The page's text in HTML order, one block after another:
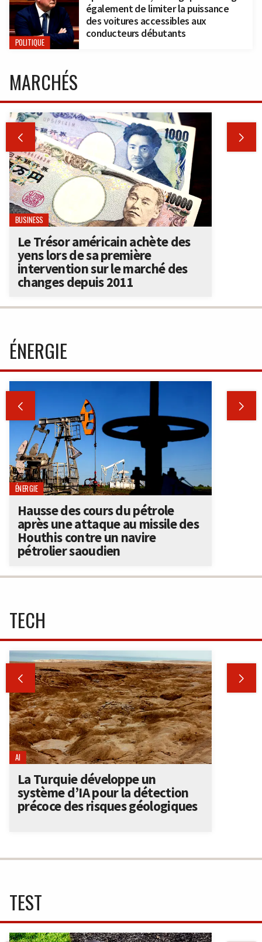
POLITIQUE
également de limiter la puissance
des voitures accessibles aux
conducteurs débutants
MARCHÉS
 
BUSINESS
Le Trésor américain achète des
yens lors de sa première
intervention sur le marché des
changes depuis 2011
ÉNERGIE
 
ÉNERGIE
Hausse des cours du pétrole
après une attaque au missile des
Houthis contre un navire
pétrolier saoudien
TECH
 
AI
La Turquie développe un
système d’IA pour la détection
précoce des risques géologiques
TEST